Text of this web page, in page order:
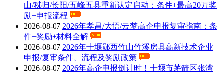
山/秭归/长阳/五峰五县重新认定启动：条件+最高20万奖
励+申报流程
2026-08-07 2026年孝昌/大悟/云梦高企申报复审指南：条
件+奖励+材料全解
2026-08-07 2026年十堰郧西竹山竹溪房县高新技术企业
申报/复审条件、流程及奖励政策
2026-08-07 2026年高企申报倒计时！十堰市茅箭区张湾